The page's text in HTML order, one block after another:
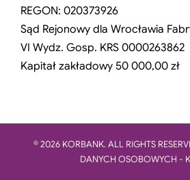
REGON: 020373926
Sąd Rejonowy dla Wrocławia
VI Wydz. Gosp. KRS 0000263862
Kapitał zakładowy 50 000,00 zł
© 2026 KORBANK. ALL RIGHTS
DANYCH OSOBOWYCH -